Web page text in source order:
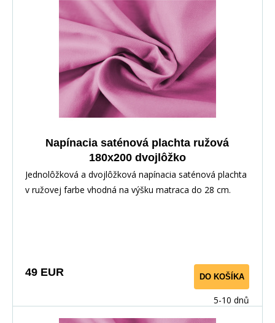
Napínacia saténová plachta ružová
180x200 dvojlôžko
Jednolôžková a dvojlôžková napínacia saténová plachta
v ružovej farbe vhodná na výšku matraca do 28 cm.
49 EUR DO KOŠÍKA
5-10 dnů